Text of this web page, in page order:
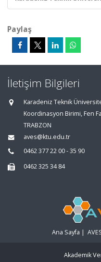
Paylaş
İletişim Bilgileri
Karadeniz Teknik
Koordinasyon Birimi, Fen
TRABZON
aves@ktu.edu.tr
0462 377 22 00 - 35 90
0462 325 34 84
Ana Sayfa |
Akademik